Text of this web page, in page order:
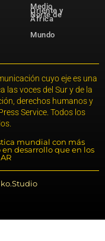
Medio
Oriente y
Norte de
África
Mundo
cuyo eje es una
las voces del Sur y de la
derechos humanos y
Service. Todos los
mundial con más
desarrollo que en los